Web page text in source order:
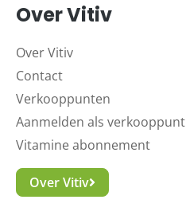
Over Vitiv
Over Vitiv
Contact
Verkooppunten
Aanmelden als verkooppunt
Vitamine abonnement
Over Vitiv